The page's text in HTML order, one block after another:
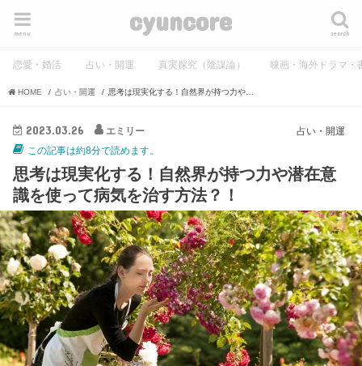
cyuncore search
menu
恋愛・婚活 占い・開運 真実探究（陰謀論） 映画・海外ドラマ・
HOME 占い・開運
占い・開運
2023.03.26
エミリー
この記事は約8分で読めます。
思考は現実化する！自然界が持つ力や潜在意
識を使って病気を治す方法？！